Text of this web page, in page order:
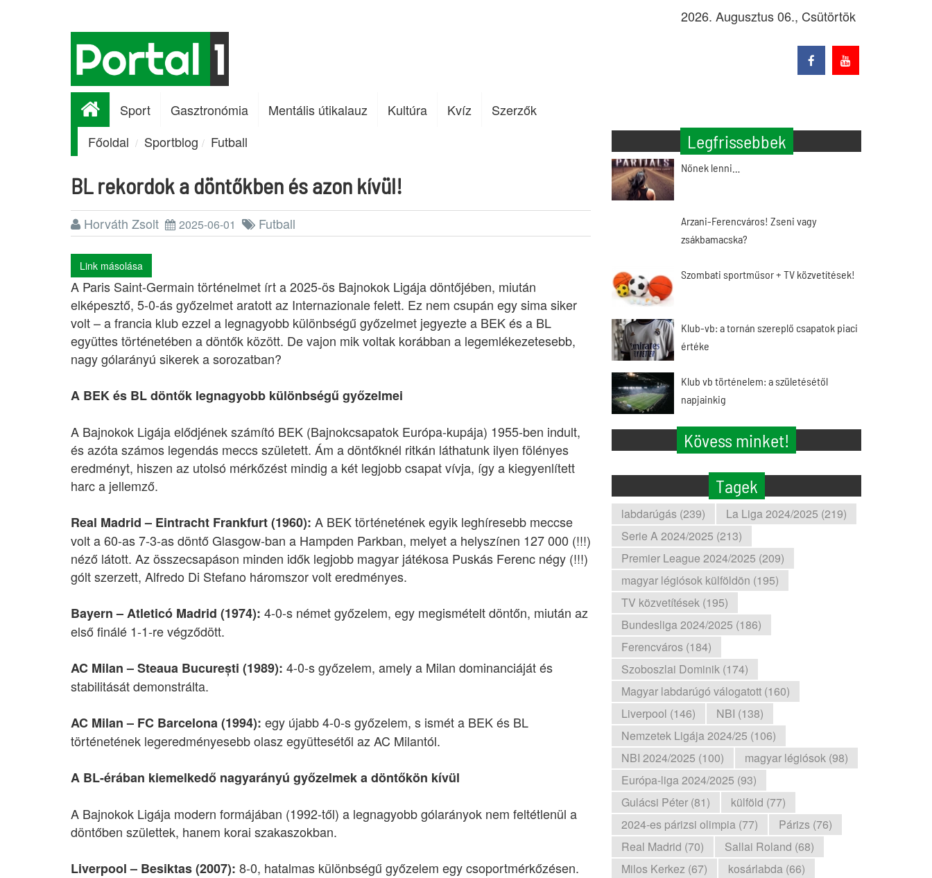
2026. Augusztus 06., Csütörtök
Sport Gasztronómia Mentális útikalauz Kultúra Kvíz
Szerzők
Főoldal
Sportblog Futball
BL rekordok a döntőkben és azon kívül!
Horváth Zsolt 2025-06-01 Futball
Link másolása
A Paris Saint-Germain történelmet írt a 2025-ös Bajnokok Ligája döntőjében, miután
elképesztő, 5-0-ás győzelmet aratott az Internazionale felett. Ez nem csupán egy sima siker
volt – a francia klub ezzel a legnagyobb különbségű győzelmet jegyezte a BEK és a BL
együttes történetében a döntők között. De vajon mik voltak korábban a legemlékezetesebb,
nagy gólarányú sikerek a sorozatban?
A BEK és BL döntők legnagyobb különbségű győzelmei
A Bajnokok Ligája elődjének számító BEK (Bajnokcsapatok Európa-kupája) 1955-ben indult,
és azóta számos legendás meccs született. Ám a döntőknél ritkán láthatunk ilyen fölényes
eredményt, hiszen az utolsó mérkőzést mindig a két legjobb csapat vívja, így a kiegyenlített
harc a jellemző.
Real Madrid – Eintracht Frankfurt (1960): A BEK történetének egyik leghíresebb meccse
volt a 60-as 7-3-as döntő Glasgow-ban a Hampden Parkban, melyet a helyszínen 127 000 (!!!)
néző látott. Az összecsapáson minden idők legjobb magyar játékosa Puskás Ferenc négy (!!!)
gólt szerzett, Alfredo Di Stefano háromszor volt eredményes.
Bayern – Atleticó Madrid (1974): 4-0-s német győzelem, egy megismételt döntőn, miután az
első finálé 1-1-re végződött.
AC Milan – Steaua București (1989): 4-0-s győzelem, amely a Milan dominanciáját és
stabilitását demonstrálta.
AC Milan – FC Barcelona (1994): egy újabb 4-0-s győzelem, s ismét a BEK és BL
történetének legeredményesebb olasz együttesétől az AC Milantól.
A BL-érában kiemelkedő nagyarányú győzelmek a döntőkön kívül
A Bajnokok Ligája modern formájában (1992-től) a legnagyobb gólarányok nem feltétlenül a
döntőben születtek, hanem korai szakaszokban.
Liverpool – Besiktas (2007): 8-0, hatalmas különbségű győzelem egy csoportmérkőzésen.
Legfrissebbek
Nőnek lenni…
Arzani-Ferencváros! Zseni vagy
zsákbamacska?
Szombati sportműsor + TV közvetítések!
Klub-vb: a tornán szereplő csapatok piaci
értéke
Klub vb történelem: a születésétől
napjainkig
Kövess minket!
Tagek
labdarúgás (239)
La Liga 2024/2025 (219)
Serie A 2024/2025 (213)
Premier League 2024/2025 (209)
magyar légiósok külföldön (195)
TV közvetítések (195)
Bundesliga 2024/2025 (186)
Ferencváros (184)
Szoboszlai Dominik (174)
Magyar labdarúgó válogatott (160)
Liverpool (146)
NBI (138)
Nemzetek Ligája 2024/25 (106)
NBI 2024/2025 (100)
magyar légiósok (98)
Európa-liga 2024/2025 (93)
Gulácsi Péter (81)
külföld (77)
2024-es párizsi olimpia (77)
Párizs (76)
Real Madrid (70)
Sallai Roland (68)
Milos Kerkez (67)
kosárlabda (66)